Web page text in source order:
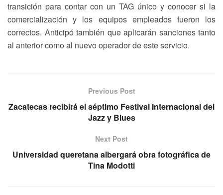
transición para contar con un TAG único y conocer si la
comercialización y los equipos empleados fueron los
correctos. Anticipó también que aplicarán sanciones tanto
al anterior como al nuevo operador de este servicio.
Previous Post
Zacatecas recibirá el séptimo Festival Internacional del
Jazz y Blues
Next Post
Universidad queretana albergará obra fotográfica de
Tina Modotti